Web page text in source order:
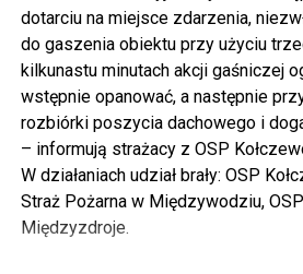
determinacji rządu najpierw Pani
a następnie Pana Premiera
Chciałbym podziękować Panu
osobiście pilnował powstania tej
się, że turyści również korzystają z
że wśród tych 4 milionów
przejechały już otwartym tunelem
przyjechało tutaj do nas tak wielu
– powiedział Wiceprezes PiS
dotarciu na miejsce zdarzenia,
do gaszenia obiektu przy użyciu
kilkunastu minutach akcji gaśniczej
wstępnie opanować, a następnie
rozbiórki poszycia dachowego i
– informują strażacy z OSP
W działaniach udział brały: OSP
Straż Pożarna w Międzywodziu,
Międzyzdroje.